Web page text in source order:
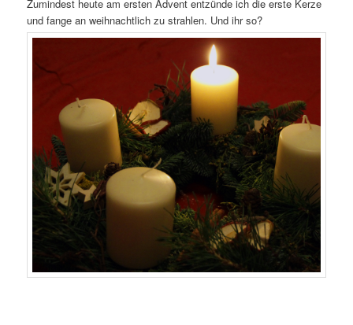
Zumindest heute am ersten Advent entzünde ich die erste Kerze
und fange an weihnachtlich zu strahlen. Und ihr so?